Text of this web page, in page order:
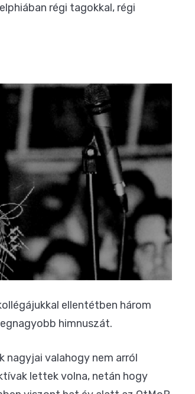
régi tagokkal, régi
ellentétben három
himnuszát.
nagyjai valahogy nem arról
lettek volna, netán hogy